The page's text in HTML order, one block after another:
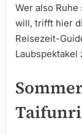
Wer also
will, trifft hier
Reisezeit-
Laubspektakel